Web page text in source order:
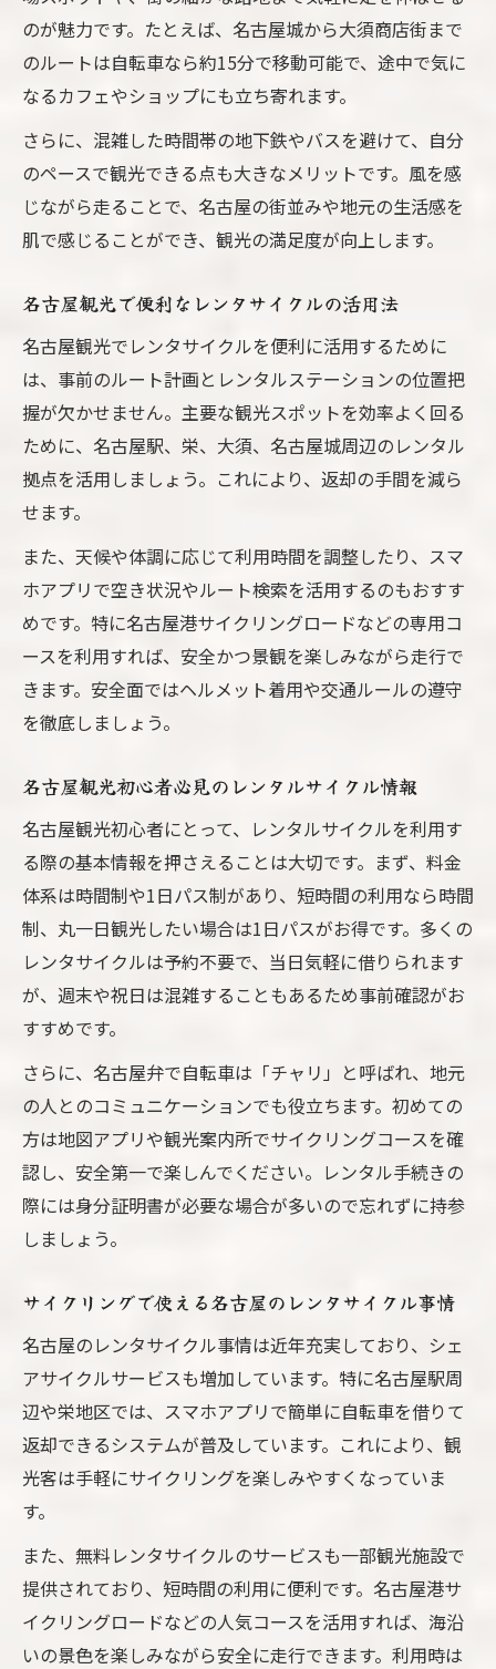
のが魅力です。たとえば、名古屋城から大須商店街まで
のルートは自転車なら約15分で移動可能で、途中で気に
なるカフェやショップにも立ち寄れます。
さらに、混雑した時間帯の地下鉄やバスを避けて、自分
のペースで観光できる点も大きなメリットです。風を感
じながら走ることで、名古屋の街並みや地元の生活感を
肌で感じることができ、観光の満足度が向上します。
名古屋観光で便利なレンタサイクルの活用法
名古屋観光でレンタサイクルを便利に活用するために
は、事前のルート計画とレンタルステーションの位置把
握が欠かせません。主要な観光スポットを効率よく回る
ために、名古屋駅、栄、大須、名古屋城周辺のレンタル
拠点を活用しましょう。これにより、返却の手間を減ら
せます。
また、天候や体調に応じて利用時間を調整したり、スマ
ホアプリで空き状況やルート検索を活用するのもおすす
めです。特に名古屋港サイクリングロードなどの専用コ
ースを利用すれば、安全かつ景観を楽しみながら走行で
きます。安全面ではヘルメット着用や交通ルールの遵守
を徹底しましょう。
名古屋観光初心者必見のレンタルサイクル情報
名古屋観光初心者にとって、レンタルサイクルを利用す
る際の基本情報を押さえることは大切です。まず、料金
体系は時間制や1日パス制があり、短時間の利用なら時間
制、丸一日観光したい場合は1日パスがお得です。多くの
レンタサイクルは予約不要で、当日気軽に借りられます
が、週末や祝日は混雑することもあるため事前確認がお
すすめです。
さらに、名古屋弁で自転車は「チャリ」と呼ばれ、地元
の人とのコミュニケーションでも役立ちます。初めての
方は地図アプリや観光案内所でサイクリングコースを確
認し、安全第一で楽しんでください。レンタル手続きの
際には身分証明書が必要な場合が多いので忘れずに持参
しましょう。
サイクリングで使える名古屋のレンタサイクル事情
名古屋のレンタサイクル事情は近年充実しており、シェ
アサイクルサービスも増加しています。特に名古屋駅周
辺や栄地区では、スマホアプリで簡単に自転車を借りて
返却できるシステムが普及しています。これにより、観
光客は手軽にサイクリングを楽しみやすくなっていま
す。
また、無料レンタサイクルのサービスも一部観光施設で
提供されており、短時間の利用に便利です。名古屋港サ
イクリングロードなどの人気コースを活用すれば、海沿
いの景色を楽しみながら安全に走行できます。利用時は